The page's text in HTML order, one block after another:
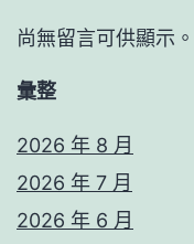
尚無留言可供顯示。
彙整
2026 年 8 月
2026 年 7 月
2026 年 6 月